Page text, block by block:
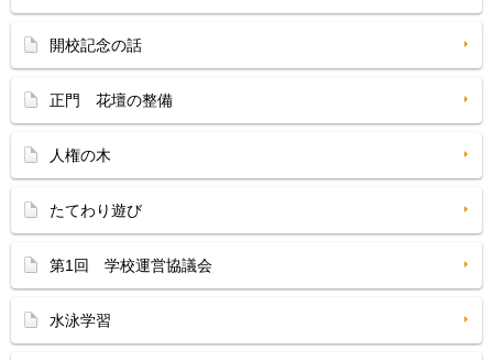
開校記念の話
正門 花壇の整備
人権の木
たてわり遊び
第1回 学校運営協議会
水泳学習